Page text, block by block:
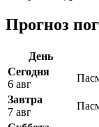
Прогноз
День
Сегодня
6 авг
Завтра
7 авг